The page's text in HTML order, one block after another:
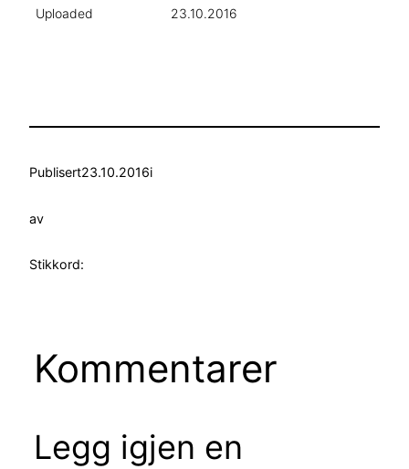
Uploaded
23.10.2016
Publisert23.10.2016i
av
Stikkord:
Kommentarer
Legg igjen en